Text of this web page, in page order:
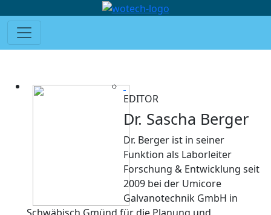
EDITOR
Dr. Sascha Berger
Dr. Berger ist in seiner
Funktion als Laborleiter
Forschung & Entwicklung seit
2009 bei der Umicore
Galvanotechnik GmbH in